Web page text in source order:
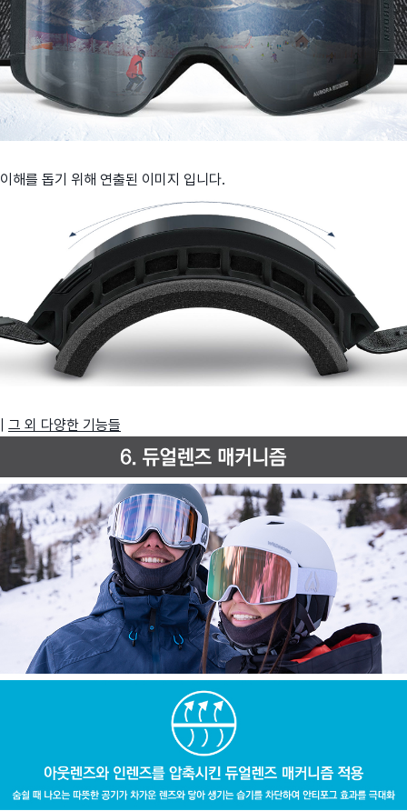
이해를 돕기 위해 연출된 이미지 입니다.
그 외 다양한 기능들